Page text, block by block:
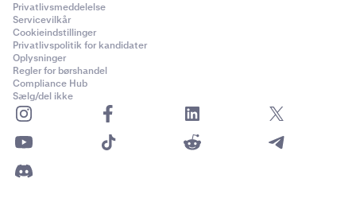
Privatlivsmeddelelse
Servicevilkår
Cookieindstillinger
Privatlivspolitik for kandidater
Oplysninger
Regler for børshandel
Compliance Hub
Sælg/del ikke